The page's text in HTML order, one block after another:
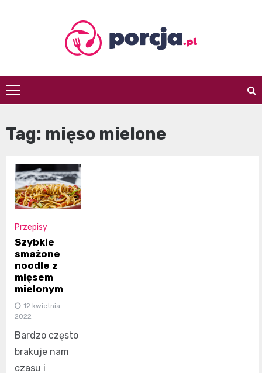
porcja.pl
Tag: mięso mielone
Przepisy
Szybkie
smażone
noodle z
mięsem
mielonym
12 kwietnia
2022
Bardzo często
brakuje nam
czasu i